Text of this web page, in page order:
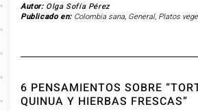
Autor: Olga Sofía Pérez
Publicado en: Colombia sana, General, Platos
6 PENSAMIENTOS SOBRE
QUINUA Y HIERBAS FRESCAS”